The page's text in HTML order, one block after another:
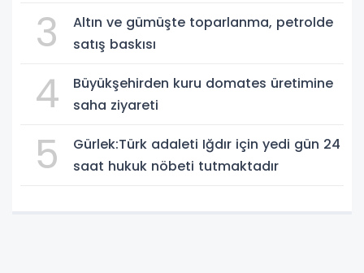
3
Altın ve gümüşte toparlanma, petrolde
satış baskısı
4
Büyükşehirden kuru domates üretimine
saha ziyareti
5
Gürlek:Türk adaleti Iğdır için yedi gün 24
saat hukuk nöbeti tutmaktadır